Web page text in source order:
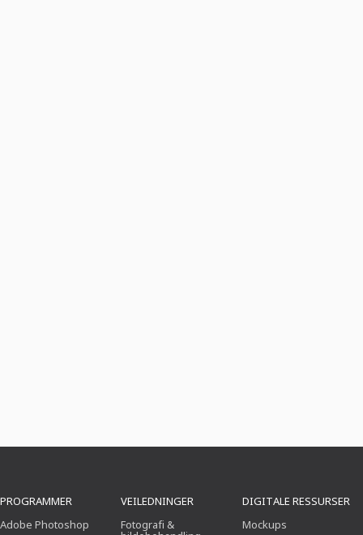
PROGRAMMER
Adobe Photoshop
VEILEDNINGER
Fotografi &
DIGITALE RESSURSER
Mockups